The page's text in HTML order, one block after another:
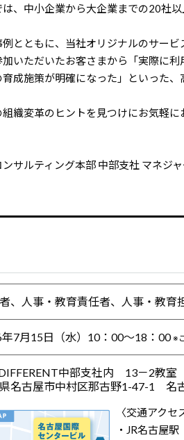
、中小企業から大企業までの20社
例とともに、当社オリジナルのサー
加いただいたお客さまから「実際に
成施策が明確になった」といった、
織変革のヒントを見つけにお気軽
ンサルティング本部 中部支社 マネジャ
、人事・教育責任者、人事・教育
年7月15日（水）10：00～18：00※
中部支社内 13－2教室
名古屋市中村区那古野1-47-1 名
〈交通アクセ
・JR名古屋